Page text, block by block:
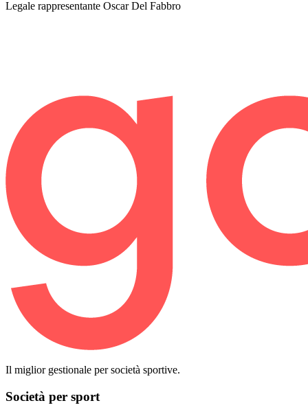
Legale rappresentante Oscar Del Fabbro
Il miglior gestionale per società sportive.
Società per sport